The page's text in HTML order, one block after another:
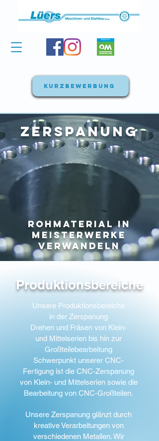
Kurzbewerbung
Zerspanung
Rohmaterial in
Meisterwerke
verwandeln
Produktionsbereiche
Unsere Produktionsbereiche
in der Zerspanung
Drehen und Fräsen von Klein-
und Mittelserien bis hin zur
Großteilebearbeitung
Schwerpunkt unserer CNC-
Fertigung ist die CNC-Zerspanung
von Klein- und Mittelserien sowie die
Bearbeitung von CNC-Großteilen.
Unsere Zerspanung glänzt durch
kreative Verarbeitungen von
verschiedenen Metallen. Wir